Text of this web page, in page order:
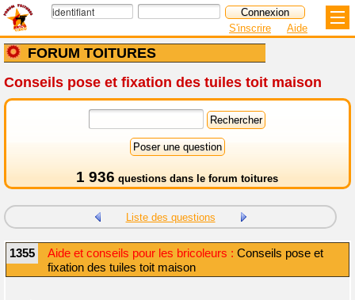
FORUM TOITURES
S'inscrire Aide
Conseils pose et fixation des tuiles toit maison
1 936 questions dans le forum toitures
Liste des questions
1355 Aide et conseils pour les bricoleurs : Conseils pose et
fixation des tuiles toit maison